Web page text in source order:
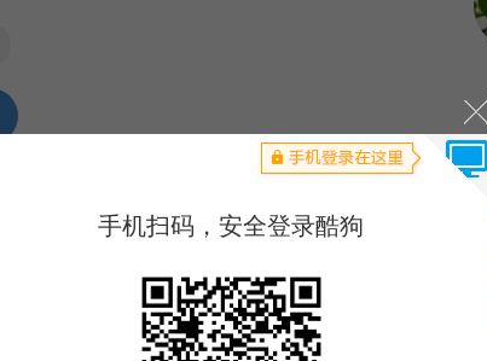
下载酷狗APP发表评论